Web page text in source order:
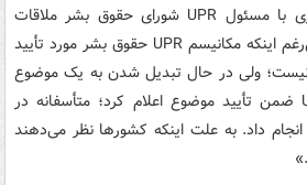
کرد: «در یک جلسه حضوری با مسئول UPR شورای حقوق بشر ملاقات
کردم و به ایشان گفتم؛ علی‌رغم اینکه مکانیسم UPR حقوق بشر مورد تأیید
ولی در حال تبدیل‌ شدن به یک موضوع
سیاسی است. مسئول UPR ضمن تأیید موضوع اعلام کرد؛ متأسفانه در
داد. به علت اینکه کشورها نظر می‌دهند